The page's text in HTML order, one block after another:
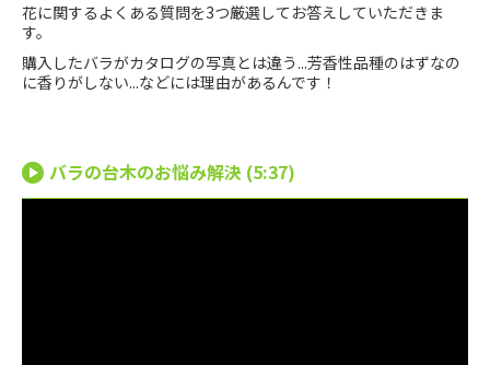
花に関するよくある質問を3つ厳選してお答えしていただきま
す。
購入したバラがカタログの写真とは違う...芳香性品種のはずなの
に香りがしない...などには理由があるんです！
バラの台木のお悩み解決 (5:37)